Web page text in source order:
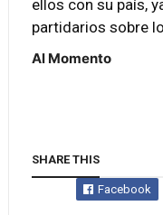
ellos con su país,
partidarios sobre
Al Momento
SHARE THIS
Facebook